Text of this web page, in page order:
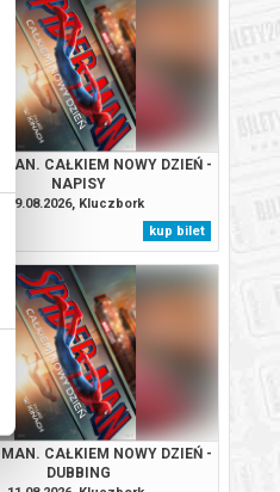
MAN. CAŁKIEM NOWY DZIEŃ -
NAPISY
09.08.2026, Kluczbork
kup bilet
CAŁKIEM NOWY DZIEŃ -
DUBBING